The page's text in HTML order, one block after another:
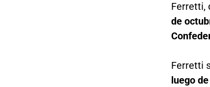
Ferretti,
de
Ferretti
luego